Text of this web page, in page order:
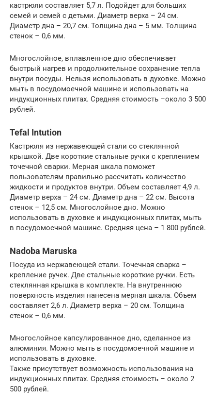
кастрюли составляет 5,7 л. Подойдет для больших
семей и семей с детьми. Диаметр верха – 24 см.
Диаметр дна – 20,7 см. Толщина дна – 5 мм. Толщина
стенок – 0,6 мм.
Многослойное, вплавленное дно обеспечивает
быстрый нагрев и продолжительное сохранение тепла
внутри посуды. Нельзя использовать в духовке. Можно
мыть в посудомоечной машине и использовать на
индукционных плитах. Средняя стоимость –около 3 500
рублей.
Tefal Intution
Кастрюля из нержавеющей стали со стеклянной
крышкой. Две короткие стальные ручки с креплением
точечной сварки. Мерная шкала поможет
пользователям правильно рассчитать количество
жидкости и продуктов внутри. Объем составляет 4,9 л.
Диаметр верха – 24 см. Диаметр дна – 22 см. Высота
стенок – 12,5 см. Многослойное дно. Можно
использовать в духовке и индукционных плитах, мыть
в посудомоечной машине. Средняя цена – 1 800 рублей.
Nadoba Maruska
Посуда из нержавеющей стали. Точечная сварка –
крепление ручек. Две стальные короткие ручки. Есть
стеклянная крышка в комплекте. На внутреннюю
поверхность изделия нанесена мерная шкала. Объем
составляет 2,6 л. Диаметр верха – 20 см. Толщина
стенок – 0,6 мм.
Многослойное капсулированное дно, сделанное из
алюминия. Можно мыть в посудомоечной машине и
использовать в духовке.
Также присутствует возможность использования на
индукционных плитах. Средняя стоимость – около 2
500 рублей.